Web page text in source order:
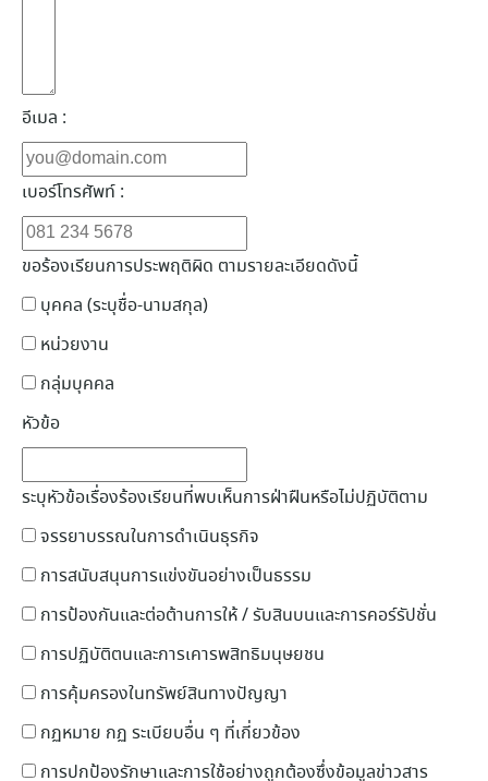
อีเมล :
เบอร์โทรศัพท์ :
ขอร้องเรียนการประพฤติผิด ตามรายละเอียดดังนี้
บุคคล (ระบุชื่อ-นามสกุล)
หน่วยงาน
กลุ่มบุคคล
หัวข้อ
ระบุหัวข้อเรื่องร้องเรียนที่พบเห็นการฝ่าฝืนหรือไม่ปฏิบัติตาม
จรรยาบรรณในการดำเนินธุรกิจ
การสนับสนุนการแข่งขันอย่างเป็นธรรม
การป้องกันและต่อต้านการให้ / รับสินบนและการคอร์รัปชั่น
การปฏิบัติตนและการเคารพสิทธิมนุษยชน
การคุ้มครองในทรัพย์สินทางปัญญา
กฏหมาย กฏ ระเบียบอื่น ๆ ที่เกี่ยวข้อง
การปกป้องรักษาและการใช้อย่างถูกต้องซึ่งข้อมูลข่าวสาร